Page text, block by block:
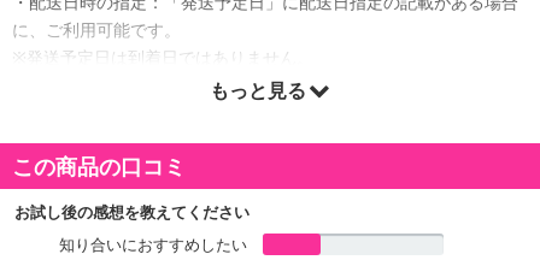
に、ご利用可能です。
※発送予定日は到着日ではありません。
・商品は「NET SALE」より出荷します。
商品詳細
もっと見る
この商品の口コミ
お試し後の感想を教えてください
知り合いにおすすめしたい